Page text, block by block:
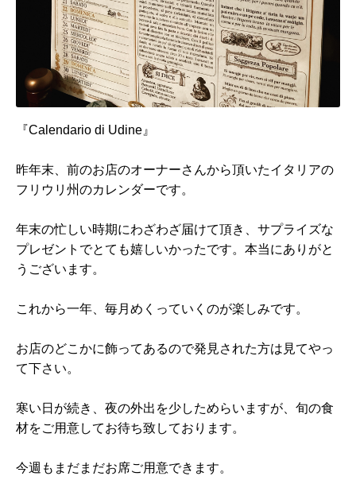
『Calendario di Udine』
昨年末、前のお店のオーナーさんから頂いたイタリアの
フリウリ州のカレンダーです。
年末の忙しい時期にわざわざ届けて頂き、サプライズな
プレゼントでとても嬉しいかったです。本当にありがと
うございます。
これから一年、毎月めくっていくのが楽しみです。
お店のどこかに飾ってあるので発見された方は見てやっ
て下さい。
寒い日が続き、夜の外出を少しためらいますが、旬の食
材をご用意してお待ち致しております。
今週もまだまだお席ご用意できます。